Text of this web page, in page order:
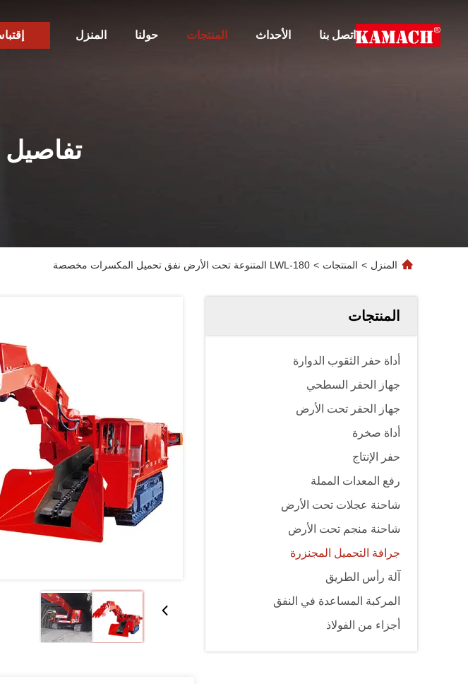
المنزل حولنا المنتجات الأحداث اتصل بنا
تفاصيل
المنزل > المنتجات > LWL-180 المتنوعة تحت الأرض نفق تحميل المكسرات مخصصة
المنتجات
أداة حفر الثقوب الدوارة
جهاز الحفر السطحي
جهاز الحفر تحت الأرض
أداة صخرة
حفر الإنتاج
رفع المعدات المملة
شاحنة عجلات تحت الأرض
شاحنة منجم تحت الأرض
جرافة التحميل المجنزرة
آلة رأس الطريق
المركبة المساعدة في النفق
أجزاء من الفولاذ